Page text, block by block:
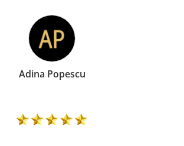
Adina Popescu